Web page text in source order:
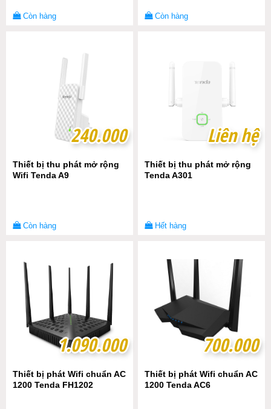
Còn hàng Còn hàng
240.000
240.000
Thiết bị thu phát mở rộng
Wifi Tenda A9
Còn hàng
Liên hệ
Liên hệ
Thiết bị thu phát mở rộng
Tenda A301
Hết hàng
1.090.000
1.090.000
Thiết bị phát Wifi chuẩn AC
1200 Tenda FH1202
700.000
700.000
Thiết bị phát Wifi chuẩn AC
1200 Tenda AC6